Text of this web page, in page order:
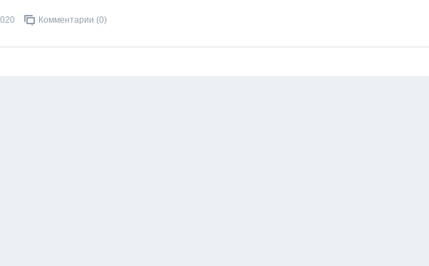
Комментарии (0)